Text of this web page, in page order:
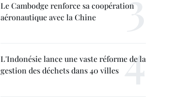
Le Cambodge renforce sa coopération
aéronautique avec la Chine
L'Indonésie lance une vaste réforme de la
gestion des déchets dans 40 villes